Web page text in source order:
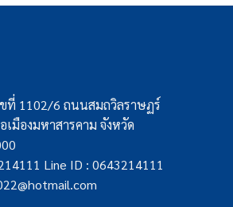
ที่ 1102/6 ถนนสมถวิลราษฏร์
เมืองมหาสารคาม จังหวัด
Line ID : 0643214111